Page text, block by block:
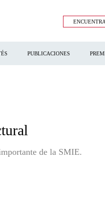
PUBLICACIONES
de la SMIE.